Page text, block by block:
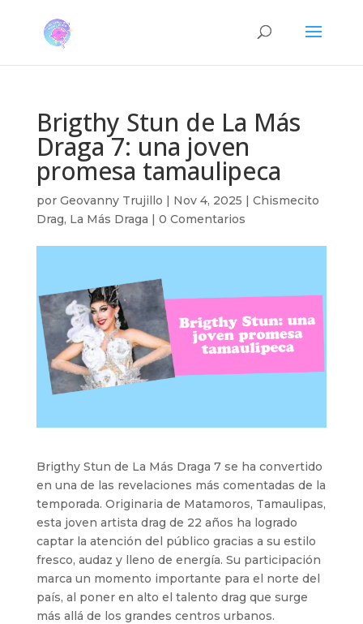
Brigthy Stun de La Más
Draga 7: una joven
promesa tamaulipeca
por Geovanny Trujillo | Nov 4, 2025 | Chismecito
Drag, La Más Draga | 0 Comentarios
Brigthy Stun de La Más Draga 7 se ha convertido
en una de las revelaciones más comentadas de la
temporada. Originaria de Matamoros, Tamaulipas,
esta joven artista drag de 22 años ha logrado
captar la atención del público gracias a su estilo
fresco, audaz y lleno de energía. Su participación
marca un momento importante para el norte del
país, al poner en alto el talento drag que surge
más allá de los grandes centros urbanos.